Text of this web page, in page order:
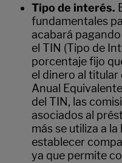
Tipo de interés.
fundamentales
acabará
el TIN (Tipo de
porcentaje fijo
el dinero al titular
Anual
del TIN, las
asociados al
más se utiliza a
establecer
ya que permite